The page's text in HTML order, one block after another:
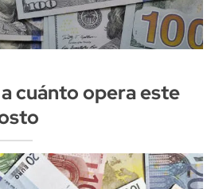
cuánto opera este